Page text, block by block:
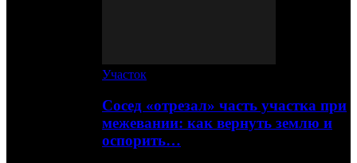
Участок
Сосед «отрезал» часть участка при
межевании: как вернуть землю и
оспорить…